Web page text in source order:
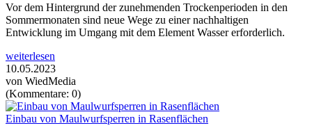
Vor dem Hintergrund der zunehmenden Trockenperioden in den
Sommermonaten sind neue Wege zu einer nachhaltigen
Entwicklung im Umgang mit dem Element Wasser erforderlich.
weiterlesen
10.05.2023
von WiedMedia
(Kommentare: 0)
Einbau von Maulwurfsperren in Rasenflächen